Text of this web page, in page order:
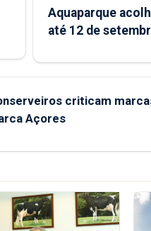
Aquaparque
até 12 de
criticam
Açores